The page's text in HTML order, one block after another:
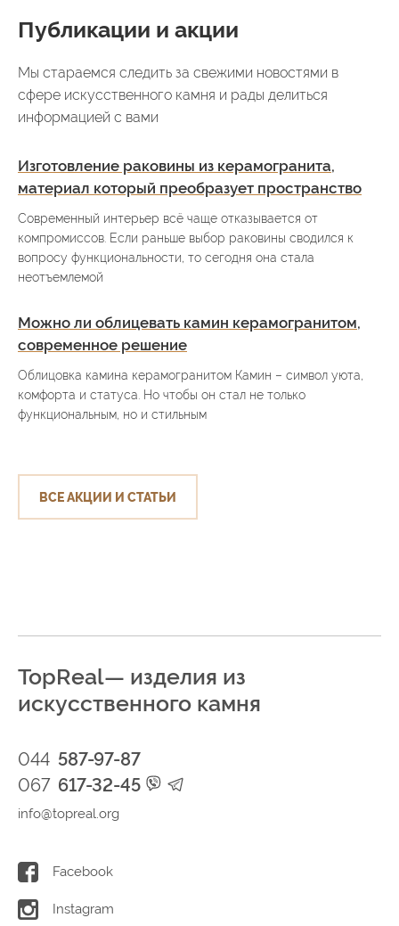
Публикации и акции
Мы стараемся следить за свежими новостями в
сфере искусственного камня и рады делиться
информацией с вами
Изготовление раковины из керамогранита,
материал который преобразует пространство
Современный интерьер всё чаще отказывается от
компромиссов. Если раньше выбор раковины сводился к
вопросу функциональности, то сегодня она стала
неотъемлемой
Можно ли облицевать камин керамогранитом,
современное решение
Облицовка камина керамогранитом Камин – символ уюта,
комфорта и статуса. Но чтобы он стал не только
функциональным, но и стильным
ВСЕ АКЦИИ И СТАТЬИ
TopReal— изделия из
искусственного камня
044 587-97-87
067 617-32-45
info@topreal.org
Facebook
Instagram